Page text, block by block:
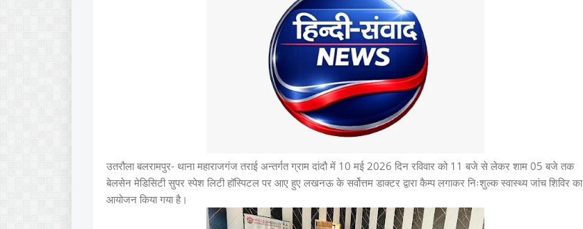
उतरौला बलरामपुर- थाना महाराजगंज तराई अन्तर्गत ग्राम दांदौ में 10 मई 2026 दिन रविवार को 11 बजे से लेकर शाम 05 बजे तक
बेलसेन मेडिसिटी सुपर स्पेश लिटी हॉस्पिटल पर आए हुए लखनऊ के सर्वोत्तम डाक्टर द्वारा कैम्प लगाकर निःशुल्क स्वास्थ्य जांच शिविर का
आयोजन किया गया है।